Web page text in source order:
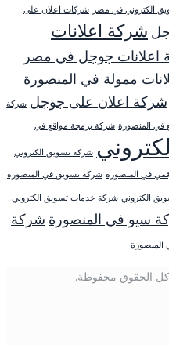
الكتروني في مصر شركات اعلان على
شركة اعلانات
اعلانات جوجل في مصر
ممولة في المنصورة
شركة اعلان على جوجل شركة
في المنصورة شركة برمجة مواقع في
شركة تسويق الكتروني
في المنصورة شركة تسويق في المنصورة
الكتروني شركة خدمات تسويق الكتروني
سيو في المنصورة شركة